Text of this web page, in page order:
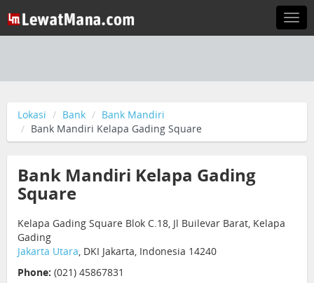
Lokasi Bank
Bank Mandiri
Bank Mandiri Kelapa Gading Square
Bank Mandiri Kelapa Gading
Square
Kelapa Gading Square Blok C.18, Jl Builevar Barat, Kelapa
Gading
Jakarta Utara, DKI Jakarta, Indonesia 14240
Phone: (021) 45867831